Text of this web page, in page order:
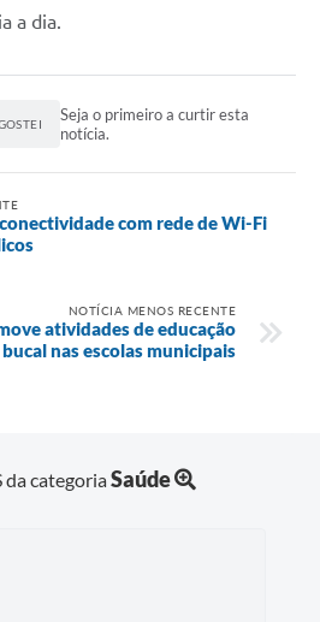
a dia.
Seja o primeiro a curtir esta
notícia.
com rede de Wi-Fi
NOTÍCIA MENOS RECENTE
atividades de educação
nas escolas municipais
da categoriaSaúde